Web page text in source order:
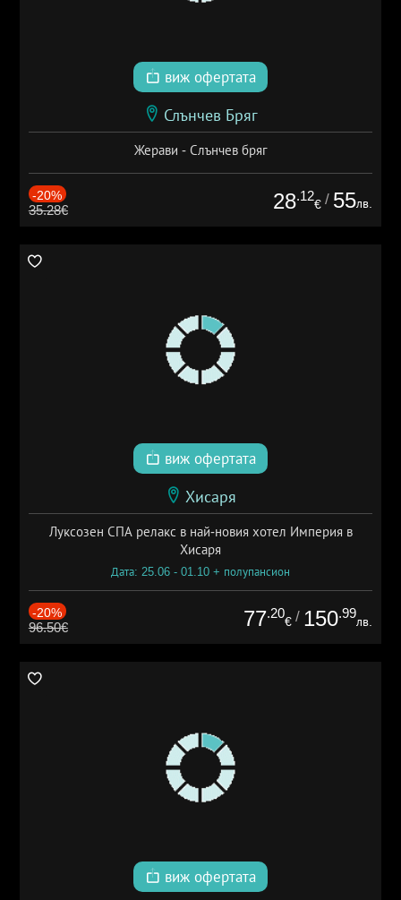
виж офертата
Слънчев Бряг
Жерави - Слънчев бряг
-20%
35.28€ 28.12
€ / 55лв.
виж офертата
Хисаря
Луксозен СПА релакс в най-новия хотел Империя в
Хисаря
Дата: 25.06 - 01.10 + полупансион
-20%
96.50€ 77.20
€ / 150.99
лв.
виж офертата